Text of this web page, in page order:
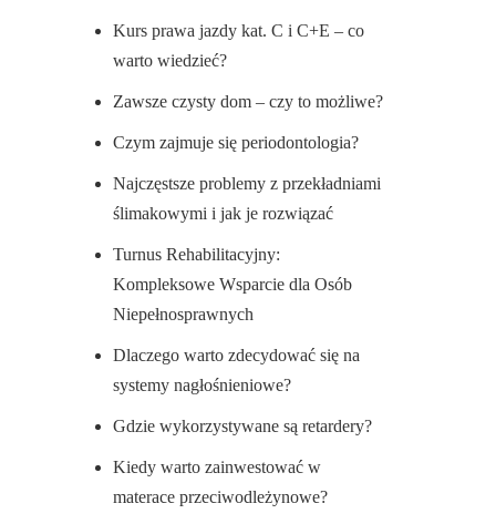
Kurs prawa jazdy kat. C i C+E – co
warto wiedzieć?
Zawsze czysty dom – czy to możliwe?
Czym zajmuje się periodontologia?
Najczęstsze problemy z przekładniami
ślimakowymi i jak je rozwiązać
Turnus Rehabilitacyjny:
Kompleksowe Wsparcie dla Osób
Niepełnosprawnych
Dlaczego warto zdecydować się na
systemy nagłośnieniowe?
Gdzie wykorzystywane są retardery?
Kiedy warto zainwestować w
materace przeciwodleżynowe?